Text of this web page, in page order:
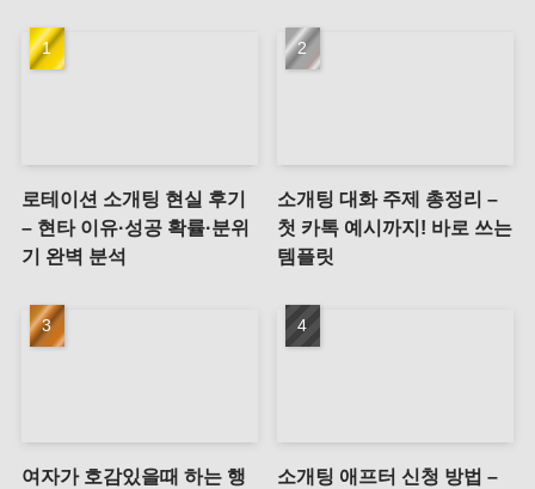
로테이션 소개팅 현실 후기
– 현타 이유·성공 확률·분위
기 완벽 분석
소개팅 대화 주제 총정리 –
첫 카톡 예시까지! 바로 쓰는
템플릿
여자가 호감있을때 하는 행
소개팅 애프터 신청 방법 –